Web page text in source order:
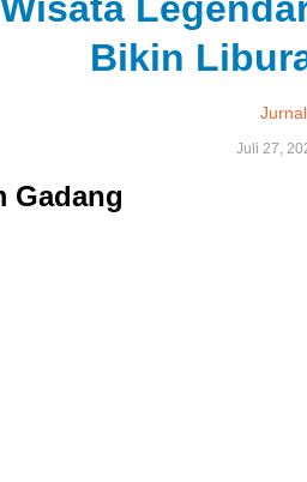
Bikin
Juli 27,
Gadang